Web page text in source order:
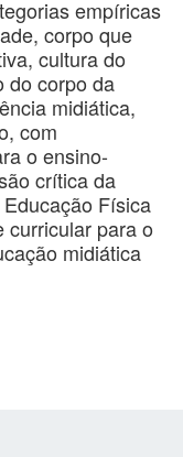
empíricas
corpo que
cultura do
do corpo da
midiática,
com
o ensino-
crítica da
Física
curricular para o
midiática